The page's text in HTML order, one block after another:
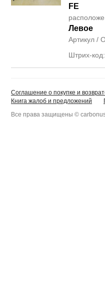
FE
Левое
Артикул /
Штрих-
Соглашение о покупке и
Книга жалоб и предложений
Все права защищены ©